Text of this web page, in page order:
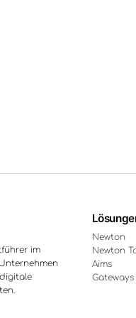
im
Newton
Newton
Aims
Gateways